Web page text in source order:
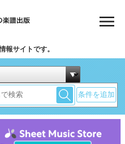
報サイトです。
条件を追加